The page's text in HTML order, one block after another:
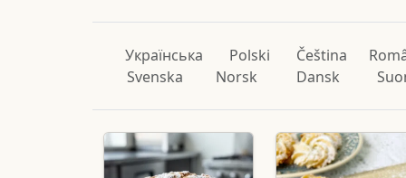
Українська Polski Čeština
Svenska
Norsk Dansk